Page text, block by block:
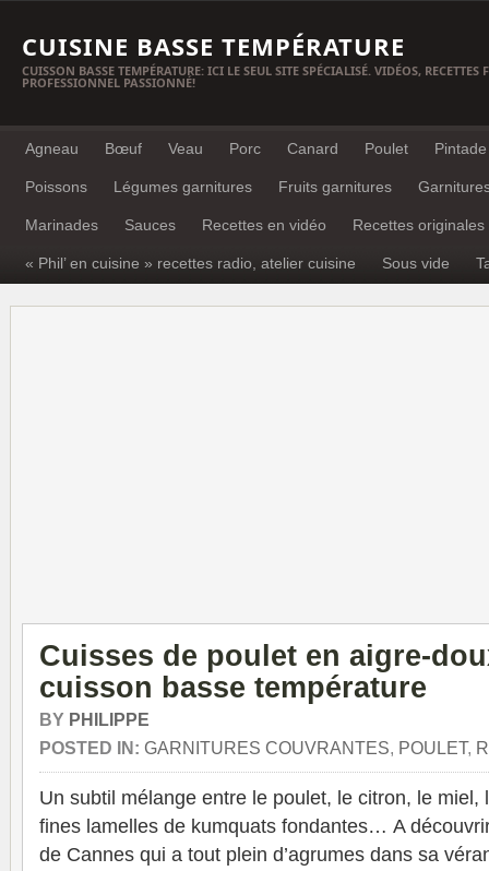
CUISINE BASSE TEMPÉRATURE
CUISSON BASSE TEMPÉRATURE: ICI LE SEUL SITE SPÉCIALISÉ. VIDÉOS, RECETTES
PROFESSIONNEL PASSIONNÉ!
Agneau Bœuf Veau Porc Canard Poulet Pintade
Poissons Légumes garnitures Fruits garnitures
Marinades Sauces Recettes en vidéo Recettes originales
« Phil’ en cuisine » recettes radio, atelier cuisine Sous vide
Cuisses de poulet en aigre-
cuisson basse température
BY PHILIPPE
POSTED IN: GARNITURES COUVRANTES, POULET,
Un subtil mélange entre le poulet, le citron, le miel,
fines lamelles de kumquats fondantes… A
de Cannes qui a tout plein d’agrumes dans sa